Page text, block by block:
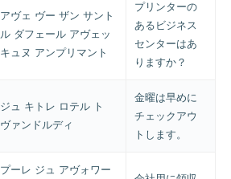
アヴェ ヴー ザン サント
ル ダフェール アヴェッ
キュヌ アンプリマント
プリンターの
あるビジネス
センターはあ
りますか？
ジュ キトレ ロテル ト
ヴァンドルディ
金曜は早めに
チェックアウ
トします。
プーレ ジュ アヴォワー